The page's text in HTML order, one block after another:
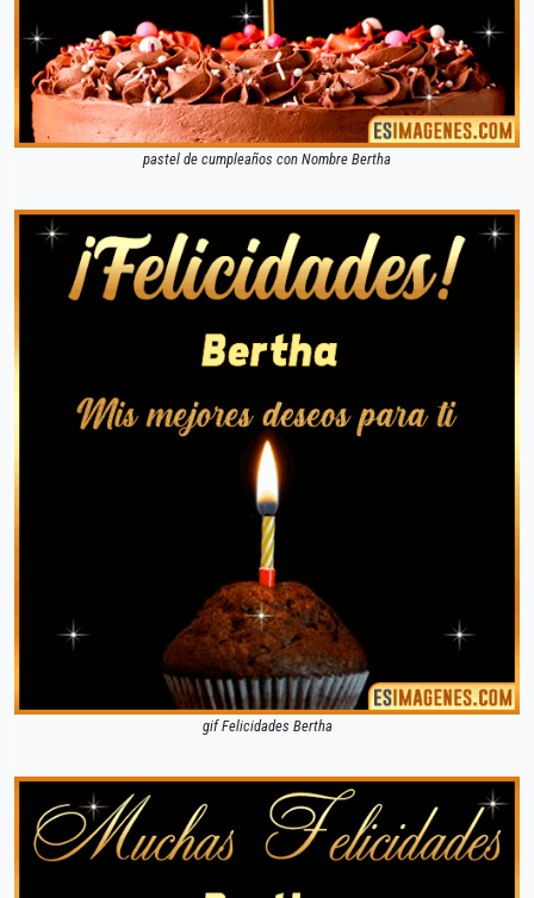
pastel de cumpleaños con Nombre Bertha
gif Felicidades Bertha